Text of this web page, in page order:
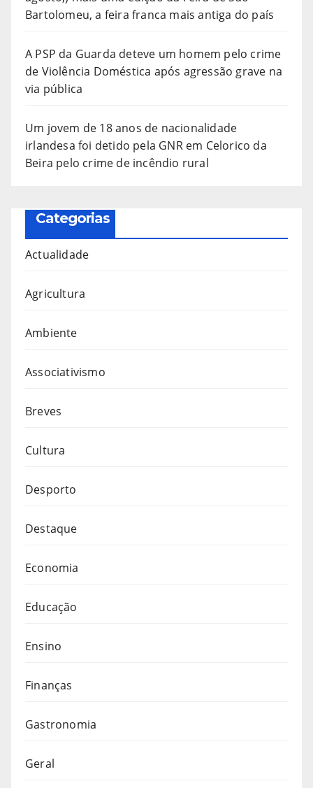
Bartolomeu, a feira franca mais antiga do país
A PSP da Guarda deteve um homem pelo crime
de Violência Doméstica após agressão grave na
via pública
Um jovem de 18 anos de nacionalidade
irlandesa foi detido pela GNR em Celorico da
Beira pelo crime de incêndio rural
Categorias
Actualidade
Agricultura
Ambiente
Associativismo
Breves
Cultura
Desporto
Destaque
Economia
Educação
Ensino
Finanças
Gastronomia
Geral